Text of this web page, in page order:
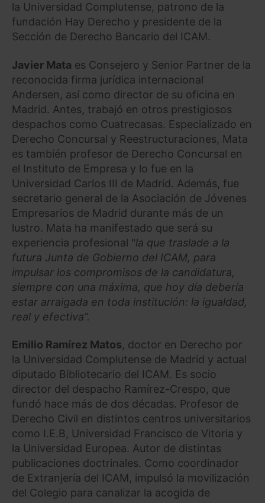
la Universidad Complutense, patrono de la
fundación Hay Derecho y presidente de la
Sección de Derecho Bancario del ICAM.
Javier Mata es Consejero y Senior Partner de la
reconocida firma jurídica internacional
Andersen, así como director de su oficina en
Madrid. Antes, trabajó en otros prestigiosos
despachos como Cuatrecasas. Especializado en
Derecho Concursal y Reestructuraciones, Mata
es también profesor de Derecho Concursal en
el Instituto de Empresa y lo fue en la
Universidad Carlos III de Madrid. Además, fue
secretario general de la Asociación de Jóvenes
Empresarios de Madrid durante más de un
lustro. Mata ha manifestado que será su
experiencia profesional "la que traslade a la
futura Junta de Gobierno del ICAM, para
impulsar los compromisos de la candidatura,
siempre con una máxima, que hoy día debería
estar arraigada en toda institución: la igualdad,
real y efectiva”.
Emilio Ramírez Matos, doctor en Derecho por
la Universidad Complutense de Madrid y actual
diputado Bibliotecario del ICAM. Es socio
director del despacho Ramírez-Crespo, que
fundó hace más de dos décadas. Profesor de
Derecho Civil en distintos centros universitarios
como I.E.B, Universidad Francisco de Vitoria y
la Universidad Europea. Autor de distintas
publicaciones doctrinales. Como coordinador
de Extranjería del ICAM, impulsó la movilización
del Colegio para canalizar la acogida de